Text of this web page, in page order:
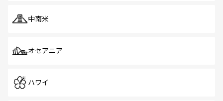
中南米
オセアニア
ハワイ